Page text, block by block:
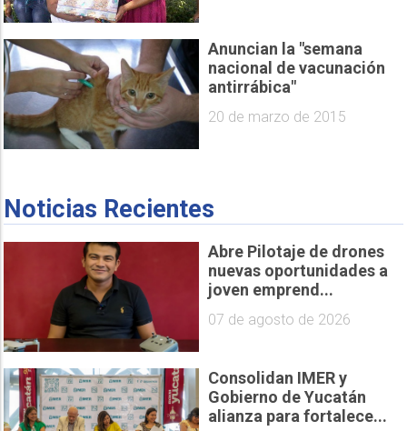
Anuncian la "semana
nacional de vacunación
antirrábica"
20 de marzo de 2015
Noticias Recientes
Abre Pilotaje de drones
nuevas oportunidades a
joven emprend...
07 de agosto de 2026
Consolidan IMER y
Gobierno de Yucatán
alianza para fortalece...